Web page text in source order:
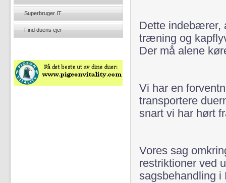
Dette indebærer,
træning og
Der må alene
Vi har en
transportere
snart vi har hørt
Vores sag
restriktioner ved
sagsbehandling i
Superbruger IT
Find duens ejer